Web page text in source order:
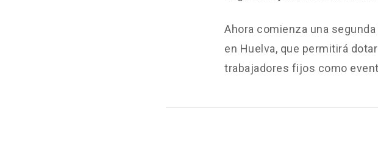
Ahora comienza una
en Huelva, que permitirá
trabajadores fijos como